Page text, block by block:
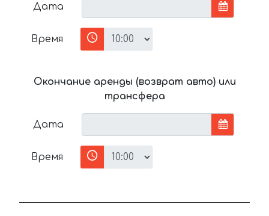
Дата
Время
Окончание аренды (возврат авто) или
трансфера
Дата
Время